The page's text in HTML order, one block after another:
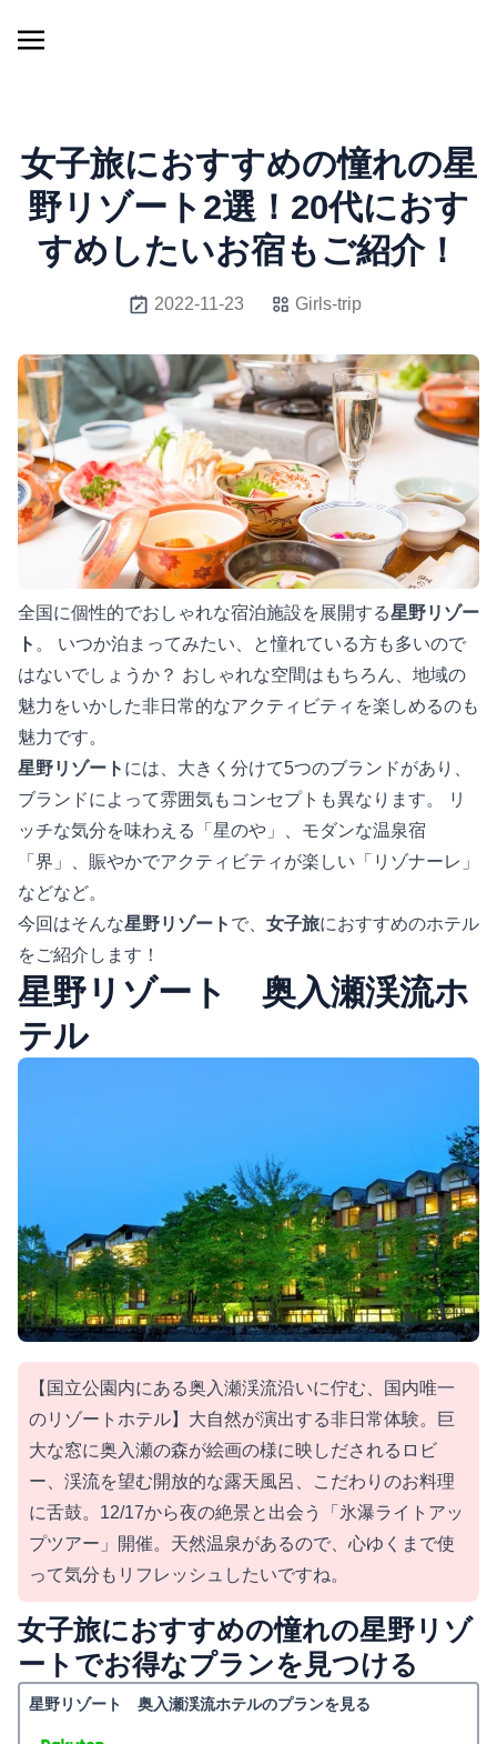
女子旅におすすめの憧れの星
野リゾート2選！20代におす
すめしたいお宿もご紹介！
2022-11-23 Girls-trip
全国に個性的でおしゃれな宿泊施設を展開する星野リゾー
ト 。 いつか泊まってみたい、と憧れている方も多いので
はないでしょうか？ おしゃれな空間はもちろん、地域の
魅力をいかした非日常的なアクティビティを楽しめるのも
魅力です。
星野リゾート には、大きく分けて5つのブランドがあり、
ブランドによって雰囲気もコンセプトも異なります。 リ
ッチな気分を味わえる「星のや」、モダンな温泉宿
「界」、賑やかでアクティビティが楽しい「リゾナーレ」
などなど。
今回はそんな星野リゾート で、 女子旅におすすめのホテル
をご紹介します！
星野リゾート 奥入瀬渓流ホ
テル
【国立公園内にある奥入瀬渓流沿いに佇む、国内唯一
のリゾートホテル】大自然が演出する非日常体験。巨
大な窓に奥入瀬の森が絵画の様に映しだされるロビ
ー、渓流を望む開放的な露天風呂、こだわりのお料理
に舌鼓。12/17から夜の絶景と出会う「氷瀑ライトアッ
プツアー」開催。天然温泉があるので、心ゆくまで使
って気分もリフレッシュしたいですね。
女子旅におすすめの憧れの星野リゾ
ートでお得なプランを見つける
星野リゾート 奥入瀬渓流ホテルのプランを見る